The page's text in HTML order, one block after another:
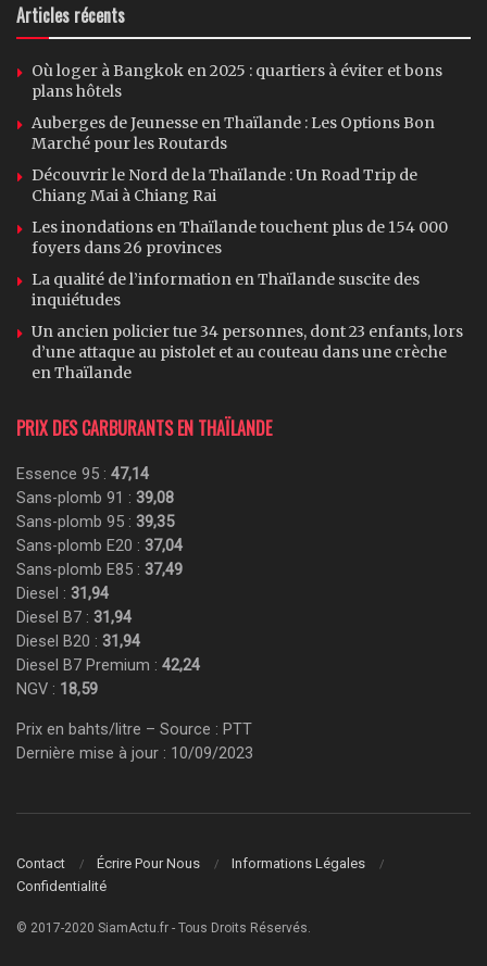
Articles récents
Où loger à Bangkok en 2025 : quartiers à éviter et bons
plans hôtels
Auberges de Jeunesse en Thaïlande : Les Options Bon
Marché pour les Routards
Découvrir le Nord de la Thaïlande : Un Road Trip de
Chiang Mai à Chiang Rai
Les inondations en Thaïlande touchent plus de 154 000
foyers dans 26 provinces
La qualité de l’information en Thaïlande suscite des
inquiétudes
Un ancien policier tue 34 personnes, dont 23 enfants, lors
d’une attaque au pistolet et au couteau dans une crèche
en Thaïlande
PRIX DES CARBURANTS EN THAÏLANDE
Essence 95 : 47,14
Sans-plomb 91 : 39,08
Sans-plomb 95 : 39,35
Sans-plomb E20 : 37,04
Sans-plomb E85 : 37,49
Diesel : 31,94
Diesel B7 : 31,94
Diesel B20 : 31,94
Diesel B7 Premium : 42,24
NGV : 18,59
Prix en bahts/litre – Source : PTT
Dernière mise à jour : 10/09/2023
Contact Écrire Pour Nous
Informations Légales
Confidentialité
© 2017-2020 SiamActu.fr - Tous Droits Réservés.